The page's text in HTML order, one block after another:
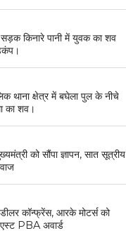
सड़क किनारे पानी में युवक का शव
थाना क्षेत्र में बघेला पुल के नीचे
का शव।
को सौंपा ज्ञापन, सात सूत्रीय
कॉन्फ्रेंस, आरके मोटर्स को
PBA अवार्ड